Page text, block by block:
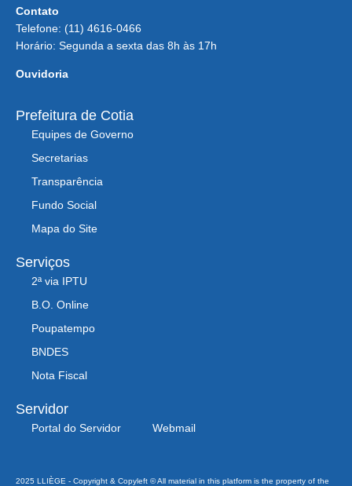
Contato
Telefone: (11) 4616-0466
Horário: Segunda a sexta das 8h às 17h
Ouvidoria
Prefeitura de Cotia
Equipes de Governo
Secretarias
Transparência
Fundo Social
Mapa do Site
Serviços
2ª via IPTU
B.O. Online
Poupatempo
BNDES
Nota Fiscal
Servidor
Portal do Servidor Webmail
2025 LLIÈGE - Copyright & Copyleft © All material in this platform is the property of the